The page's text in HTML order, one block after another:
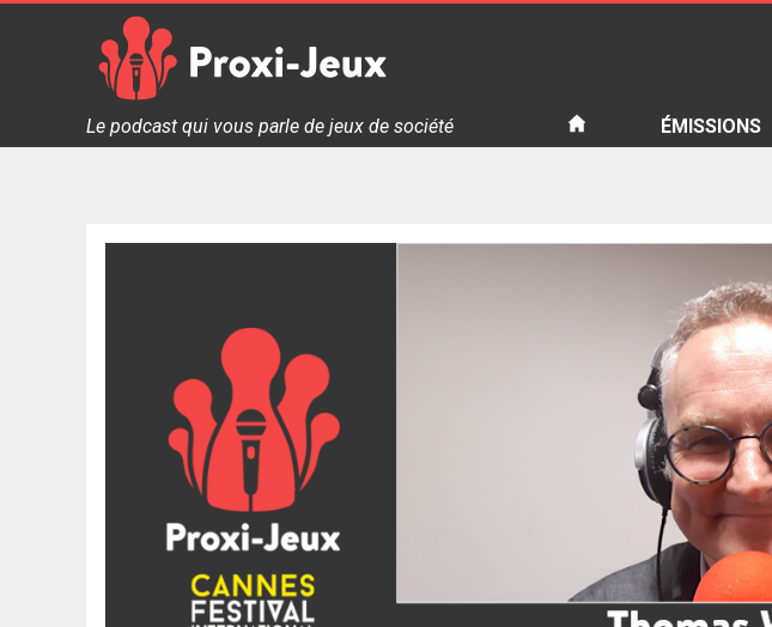
Proxi Jeux - Le podcast qui vous parle de jeux de société
Le podcast qui vous parle de jeux de société ÉMISSIONS